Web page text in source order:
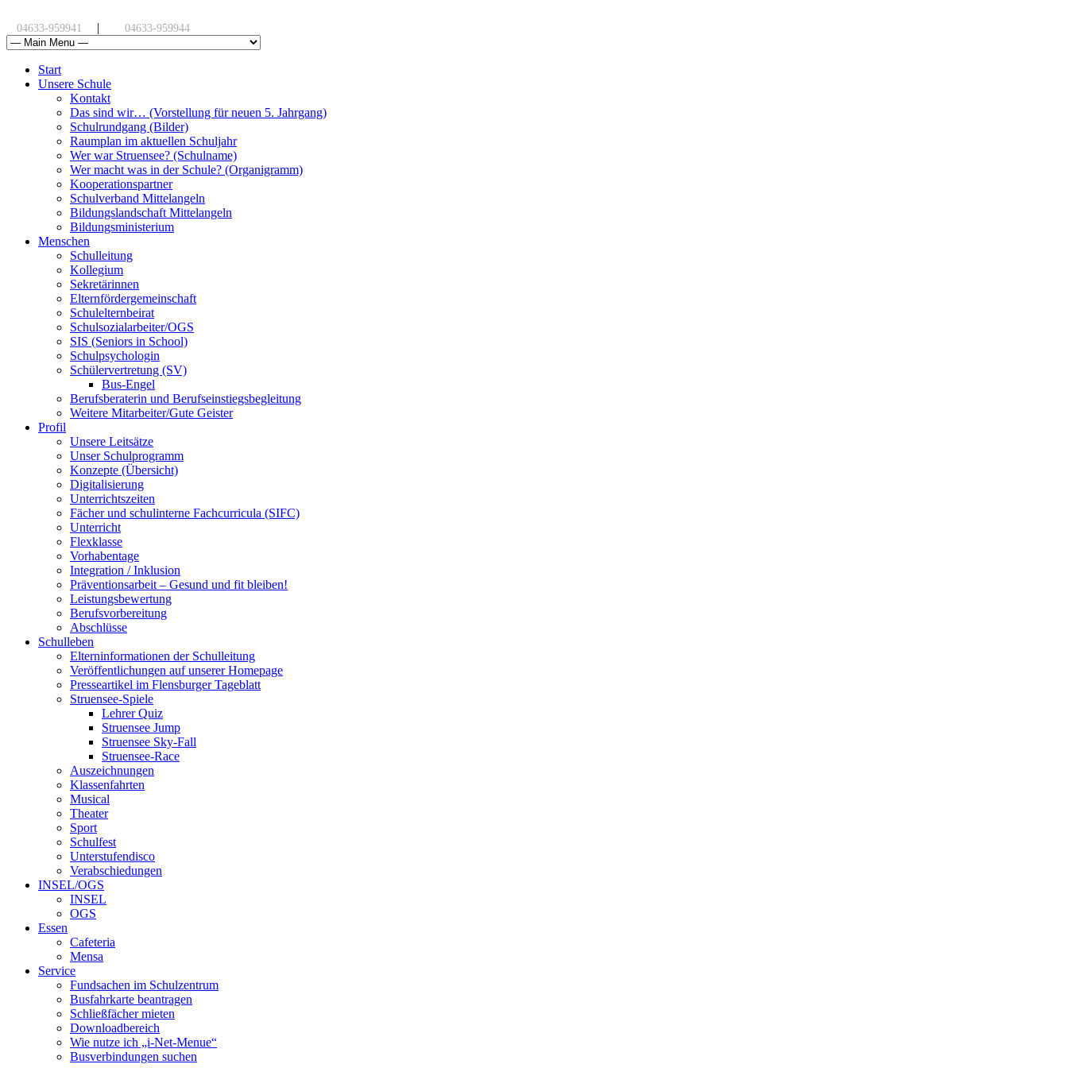
04633-959941 | 04633-959944
Start
Unsere Schule
Kontakt
Das sind wir… (Vorstellung für neuen 5. Jahrgang)
Schulrundgang (Bilder)
Raumplan im aktuellen Schuljahr
Wer war Struensee? (Schulname)
Wer macht was in der Schule? (Organigramm)
Kooperationspartner
Schulverband Mittelangeln
Bildungslandschaft Mittelangeln
Bildungsministerium
Menschen
Schulleitung
Kollegium
Sekretärinnen
Elternfördergemeinschaft
Schulelternbeirat
Schulsozialarbeiter/OGS
SIS (Seniors in School)
Schulpsychologin
Schülervertretung (SV)
Bus-Engel
Berufsberaterin und Berufseinstiegsbegleitung
Weitere Mitarbeiter/Gute Geister
Profil
Unsere Leitsätze
Unser Schulprogramm
Konzepte (Übersicht)
Digitalisierung
Unterrichtszeiten
Fächer und schulinterne Fachcurricula (SIFC)
Unterricht
Flexklasse
Vorhabentage
Integration / Inklusion
Präventionsarbeit – Gesund und fit bleiben!
Leistungsbewertung
Berufsvorbereitung
Abschlüsse
Schulleben
Elterninformationen der Schulleitung
Veröffentlichungen auf unserer Homepage
Presseartikel im Flensburger Tageblatt
Struensee-Spiele
Lehrer Quiz
Struensee Jump
Struensee Sky-Fall
Struensee-Race
Auszeichnungen
Klassenfahrten
Musical
Theater
Sport
Schulfest
Unterstufendisco
Verabschiedungen
INSEL/OGS
INSEL
OGS
Essen
Cafeteria
Mensa
Service
Fundsachen im Schulzentrum
Busfahrkarte beantragen
Schließfächer mieten
Downloadbereich
Wie nutze ich „i-Net-Menue“
Busverbindungen suchen